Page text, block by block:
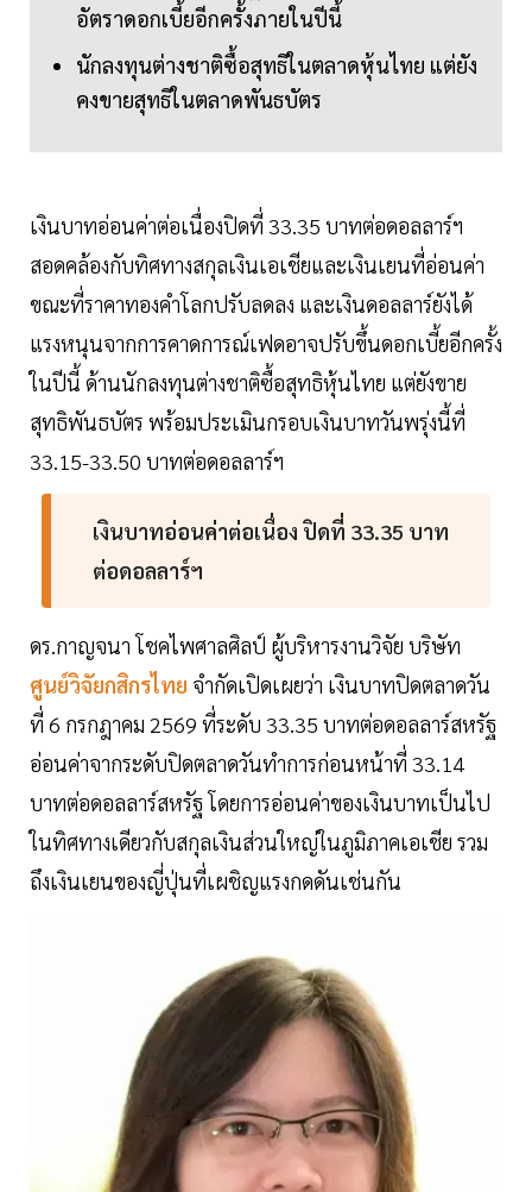
อัตราดอกเบี้ยอีกครั้งภายในปีนี้
นักลงทุนต่างชาติซื้อสุทธิในตลาดหุ้นไทย แต่ยัง
คงขายสุทธิในตลาดพันธบัตร
เงินบาทอ่อนค่าต่อเนื่องปิดที่ 33.35 บาทต่อดอลลาร์ฯ
สอดคล้องกับทิศทางสกุลเงินเอเชียและเงินเยนที่อ่อนค่า
ขณะที่ราคาทองคำโลกปรับลดลง และเงินดอลลาร์ยังได้
แรงหนุนจากการคาดการณ์เฟดอาจปรับขึ้นดอกเบี้ยอีกครั้ง
ในปีนี้ ด้านนักลงทุนต่างชาติซื้อสุทธิหุ้นไทย แต่ยังขาย
สุทธิพันธบัตร พร้อมประเมินกรอบเงินบาทวันพรุ่งนี้ที่
33.15-33.50 บาทต่อดอลลาร์ฯ
เงินบาทอ่อนค่าต่อเนื่อง ปิดที่ 33.35 บาท
ต่อดอลลาร์ฯ
ดร.กาญจนา โชคไพศาลศิลป์ ผู้บริหารงานวิจัย บริษัท
ศูนย์วิจัยกสิกรไทย จำกัดเปิดเผยว่า เงินบาทปิดตลาดวัน
ที่ 6 กรกฎาคม 2569 ที่ระดับ 33.35 บาทต่อดอลลาร์สหรัฐ
อ่อนค่าจากระดับปิดตลาดวันทำการก่อนหน้าที่ 33.14
บาทต่อดอลลาร์สหรัฐ โดยการอ่อนค่าของเงินบาทเป็นไป
ในทิศทางเดียวกับสกุลเงินส่วนใหญ่ในภูมิภาคเอเชีย รวม
ถึงเงินเยนของญี่ปุ่นที่เผชิญแรงกดดันเช่นกัน